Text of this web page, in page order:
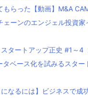
もらった【動画】M&A
ェーンのエンジェル投資家
スタートアップ正史 #1～4
タベース化を試みるスター
になるには】ビジネスで成